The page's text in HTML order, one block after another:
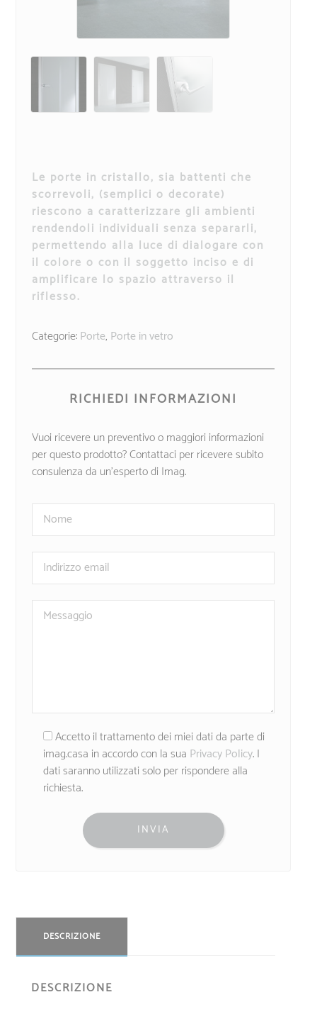
Le porte in cristallo, sia battenti che
scorrevoli, (semplici o decorate)
riescono a caratterizzare gli ambienti
rendendoli individuali senza separarli,
permettendo alla luce di dialogare con
il colore o con il soggetto inciso e di
amplificare lo spazio attraverso il
riflesso.
Categorie:Porte, Porte in vetro
RICHIEDI INFORMAZIONI
Vuoi ricevere un preventivo o maggiori informazioni
per questo prodotto? Contattaci per ricevere subito
consulenza da un’esperto di Imag.
Accetto il trattamento dei miei dati da parte di
imag.casa in accordo con la sua Privacy Policy. I
dati saranno utilizzati solo per rispondere alla
richiesta.
DESCRIZIONE
DESCRIZIONE